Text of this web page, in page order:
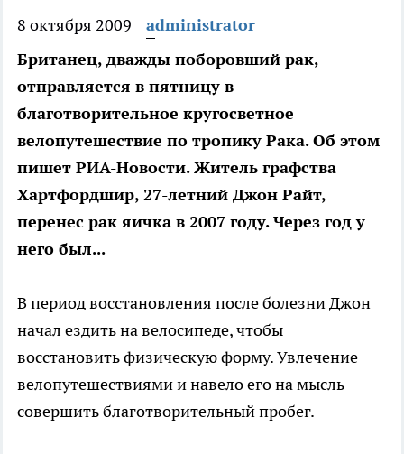
8 октября 2009
administrator
Британец, дважды поборовший рак,
отправляется в пятницу в
благотворительное кругосветное
велопутешествие по тропику Рака. Об этом
пишет РИА-Новости. Житель графства
Хартфордшир, 27-летний Джон Райт,
перенес рак яичка в 2007 году. Через год у
него был...
В период восстановления после болезни Джон
начал ездить на велосипеде, чтобы
восстановить физическую форму. Увлечение
велопутешествиями и навело его на мысль
совершить благотворительный пробег.